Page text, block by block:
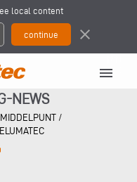
local content
close
menu
NEWS
/